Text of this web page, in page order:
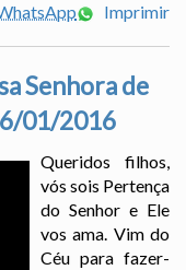
Imprimir
Senhora de
01/2016
Queridos filhos,
vós sois Pertença
do Senhor e Ele
vos ama. Vim do
Céu para fazer-